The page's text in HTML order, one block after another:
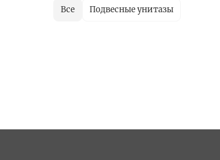
Все Подвесные унитазы